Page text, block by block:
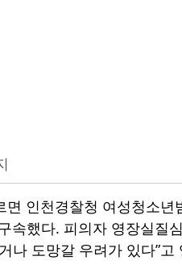
인천경찰청 여성청소
속했다. 피의자 영장실질
나 도망갈 우려가 있다”